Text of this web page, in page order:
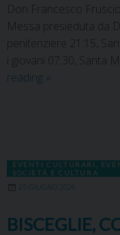
Don Francesco
Messa presieduta da
penitenziere 21:15,
i giovani 07:30, Santa
reading »
EVENTI CULTURARI
SOCIETÀ E CULTURA
25 GIUGNO 2026
BISCEGLIE,